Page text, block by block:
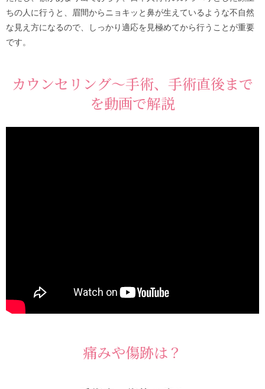
ちの人に行うと、眉間からニョキッと鼻が生えているような不自然
な見え方になるので、しっかり適応を見極めてから行うことが重要
です。
カウンセリング～手術、手術直後まで
を動画で解説
痛みや傷跡は？